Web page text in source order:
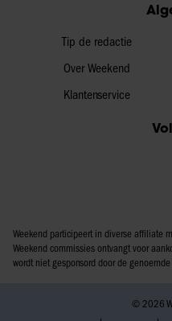
Tip de redactie
Over Weekend
Klantenservice
Weekend participeert in diverse affiliate
Weekend commissies ontvangt voor
wordt niet gesponsord door de
© 2026